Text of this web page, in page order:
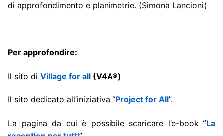
di approfondimento e planimetrie. (Simona Lancioni)
Per approfondire:
Il sito di Village for all (V4A®)
Il sito dedicato all’iniziativa “Project for All”.
La pagina da cui è possibile scaricare l’e-book“La